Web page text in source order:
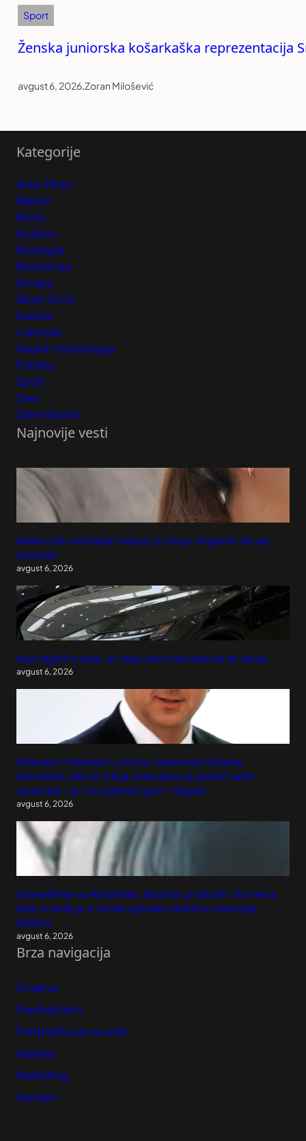
Sport
Ženska juniorska košarkaška reprezentacija
avgust 6, 2026.Zoran Milošević
Kategorije
Auto-Moto
Balkan
Biznis
Društvo
Ekologija
Ekonomija
Evropa
Izbori 2023
Kultura
Lifestyle
Nauka i tehnologija
Politika
Sport
Svet
Zanimljivosti
Najnovije vesti
Koliko troši ventilator? Račun za struju mogao bi da vas
iznenadi
avgust 6, 2026
Nije najbrži u klasi, ali ovaj Lexus zna kako da se iskupi
avgust 6, 2026
Milanović i Plenković u Kninu: Godinama slušamo
besmislice, kad se Srbija naoružava uz pomoć naših
saveznika – je li to poštena igra? – Region
avgust 6, 2026
Iznenađenje na Antarktiku: Naučnici probušili 183 metra
leda, a onda je iz mraka isplivalo neobično stvorenje
(VIDEO)
avgust 6, 2026
Brza navigacija
O nama
Predloži Vest
Pretplatite se na vesti
Karijera
Marketing
Kontakt